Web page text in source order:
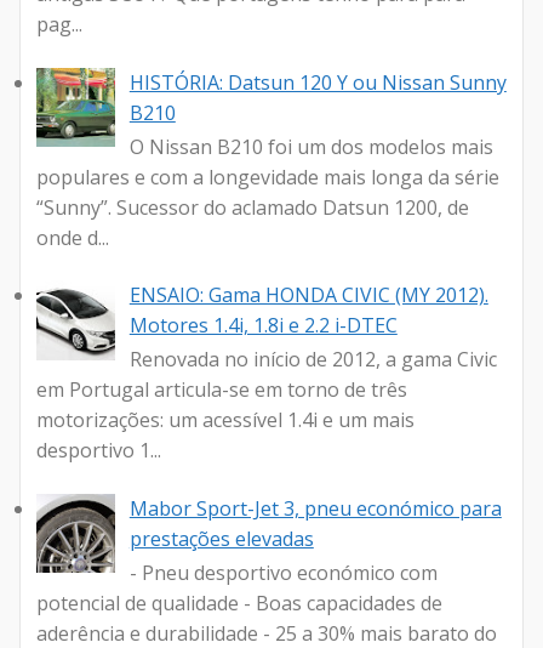
pag...
HISTÓRIA: Datsun 120 Y ou Nissan Sunny
B210
O Nissan B210 foi um dos modelos mais
populares e com a longevidade mais longa da série
“Sunny”. Sucessor do aclamado Datsun 1200, de
onde d...
ENSAIO: Gama HONDA CIVIC (MY 2012).
Motores 1.4i, 1.8i e 2.2 i-DTEC
Renovada no início de 2012, a gama Civic
em Portugal articula-se em torno de três
motorizações: um acessível 1.4i e um mais
desportivo 1...
Mabor Sport-Jet 3, pneu económico para
prestações elevadas
- Pneu desportivo económico com
potencial de qualidade - Boas capacidades de
aderência e durabilidade - 25 a 30% mais barato do